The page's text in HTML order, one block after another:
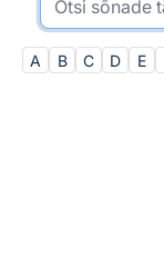
A B C D E